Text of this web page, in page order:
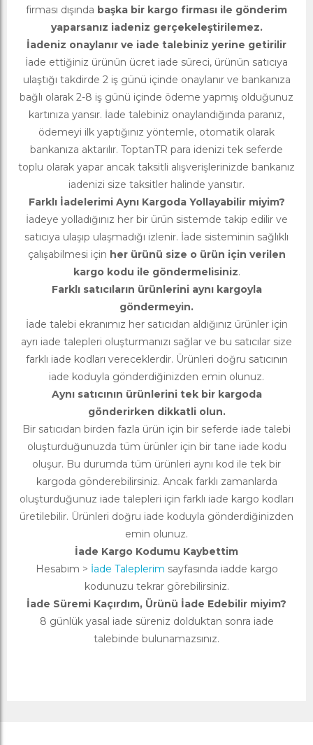
firması dışında başka bir kargo firması ile gönderim
yaparsanız iadeniz gerçekeleştirilemez.
İadeniz onaylanır ve iade talebiniz yerine getirilir
İade ettiğiniz ürünün ücret iade süreci, ürünün satıcıya
ulaştığı takdirde 2 iş günü içinde onaylanır ve bankanıza
bağlı olarak 2-8 iş günü içinde ödeme yapmış olduğunuz
kartınıza yansır. İade talebiniz onaylandığında paranız,
ödemeyi ilk yaptığınız yöntemle, otomatik olarak
bankanıza aktarılır. ToptanTR para idenizi tek seferde
toplu olarak yapar ancak taksitli alışverişlerinizde bankanız
iadenizi size taksitler halinde yansıtır.
Farklı İadelerimi Aynı Kargoda Yollayabilir miyim?
İadeye yolladığınız her bir ürün sistemde takip edilir ve
satıcıya ulaşıp ulaşmadığı izlenir. İade sisteminin sağlıklı
çalışabilmesi için her ürünü size o ürün için verilen
kargo kodu ile göndermelisiniz.
Farklı satıcıların ürünlerini aynı kargoyla
göndermeyin.
İade talebi ekranımız her satıcıdan aldığınız ürünler için
ayrı iade talepleri oluşturmanızı sağlar ve bu satıcılar size
farklı iade kodları vereceklerdir. Ürünleri doğru satıcının
iade koduyla gönderdiğinizden emin olunuz.
Aynı satıcının ürünlerini tek bir kargoda
gönderirken dikkatli olun.
Bir satıcıdan birden fazla ürün için bir seferde iade talebi
oluşturduğunuzda tüm ürünler için bir tane iade kodu
oluşur. Bu durumda tüm ürünleri aynı kod ile tek bir
kargoda gönderebilirsiniz. Ancak farklı zamanlarda
oluşturduğunuz iade talepleri için farklı iade kargo kodları
üretilebilir. Ürünleri doğru iade koduyla gönderdiğinizden
emin olunuz.
İade Kargo Kodumu Kaybettim
Hesabım > İade Taleplerim sayfasında iadde kargo
kodunuzu tekrar görebilirsiniz.
İade Süremi Kaçırdım, Ürünü İade Edebilir miyim?
8 günlük yasal iade süreniz dolduktan sonra iade
talebinde bulunamazsınız.